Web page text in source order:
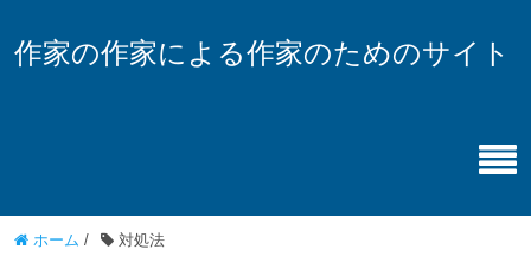
作家の作家による作家のためのサイト
ホーム / 対処法